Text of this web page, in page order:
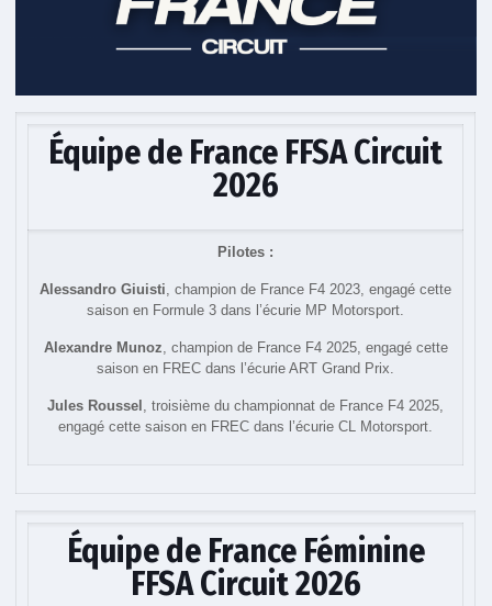
Équipe de France FFSA Circuit
2026
Pilotes :
Alessandro Giuisti, champion de France F4 2023, engagé cette
saison en Formule 3 dans l’écurie MP Motorsport.
Alexandre Munoz, champion de France F4 2025, engagé cette
saison en FREC dans l’écurie ART Grand Prix.
Jules Roussel , troisième du championnat de France F4 2025,
engagé cette saison en FREC dans l’écurie CL Motorsport.
Équipe de France Féminine
FFSA Circuit 2026